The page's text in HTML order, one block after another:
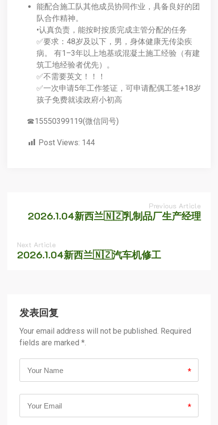
能配合施工队其他成员协同作业，具备良好的团
队合作精神。
•认真负责，能按时按质完成主管分配的任务
✅要求：48岁及以下，男，身体健康无传染疾
病。 有1–3年以上地基或混凝土施工经验（有建
筑工地经验者优先）。
✅不需要英文！！！
✅一次申请5年工作签证，可申请配偶工签+18岁
孩子免费就读政府小初高
☎15550399119(微信同号)
Post Views: 144
Previous Article
2026.1.04新西兰🇳🇿乳制品厂生产经理
Next Article
2026.1.04新西兰🇳🇿汽车机修工
发表回复
Your email address will not be published. Required
fields are marked *.
*
*